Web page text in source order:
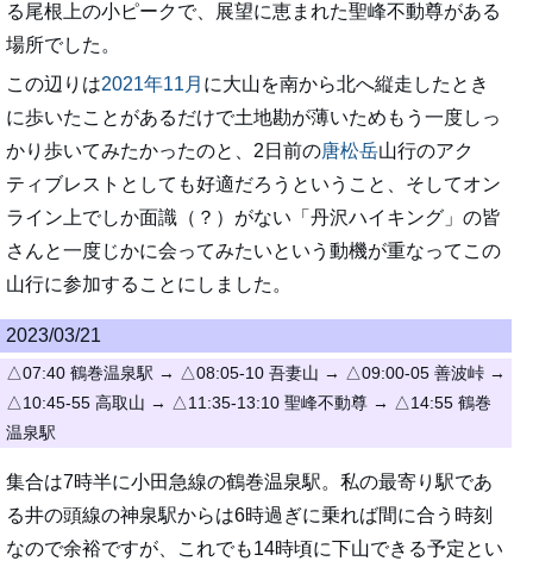
る尾根上の小ピークで、展望に恵まれた聖峰不動尊がある
場所でした。
この辺りは2021年11月 に大山を南から北へ縦走したとき
に歩いたことがあるだけで土地勘が薄いためもう一度しっ
かり歩いてみたかったのと、2日前の唐松岳山行のアク
ティブレストとしても好適だろうということ、そしてオン
ライン上でしか面識（？）がない「丹沢ハイキング」の皆
さんと一度じかに会ってみたいという動機が重なってこの
山行に参加することにしました。
2023/03/21
△07:40 鶴巻温泉駅 → △08:05-10 吾妻山 → △09:00-05 善波峠 →
△10:45-55 高取山 → △11:35-13:10 聖峰不動尊 → △14:55 鶴巻
温泉駅
集合は7時半に小田急線の鶴巻温泉駅。私の最寄り駅であ
る井の頭線の神泉駅からは6時過ぎに乗れば間に合う時刻
なので余裕ですが、これでも14時頃に下山できる予定とい